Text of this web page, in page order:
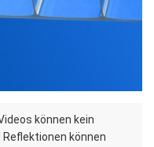
können kein
können